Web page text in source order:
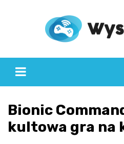
Bionic
kultowa gra na